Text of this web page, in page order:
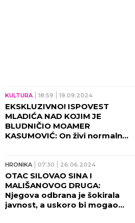
KULTURA 18:59 19.09.2024
EKSKLUZIVNO! ISPOVEST
MLADIĆA NAD KOJIM JE
BLUDNIČIO MOAMER
KASUMOVIĆ: On živi normalno,
HRONIKA 07:30 26.06.2024
OTAC SILOVAO SINA I
MALIŠANOVOG DRUGA:
Njegova odbrana je šokirala
javnost, a uskoro bi mogao